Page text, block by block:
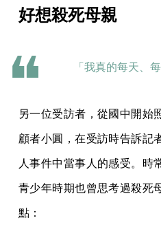
好想殺死母親
「我真的每天、
另一位受訪者，從國中開始
顧者小圓，在受訪時告訴記
人事件中當事人的感受。時
青少年時期也曾思考過殺死
點：